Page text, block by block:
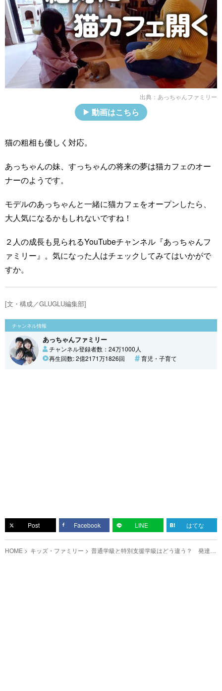
出典： あっちゃんファミリー
動画はこちら
猫の粗相も優しく対応。
あっちゃんの妹、すっちゃんの将来の夢は猫カフェのオー
ナーのようです。
モデルのあっちゃんと一緒に猫カフェをオープンしたら、
大人気になるかもしれないですね！
２人の成長も見られるYouTubeチャンネル『あっちゃんフ
ァミリー』。気になった人はチェックしてみてはいかがで
すか。
[文・構成／GLUGLU編集部]
チャンネル情報
あっちゃんファミリー
チャンネル登録者数：24万1000人
再生回数: 2億2171万1826回
育児・子育て
Post Facebook LINE はてな
HOME キッズ・ファミリー 普通学級と特別支援学級はどう違う？ 発達障
害を抱える娘が思ったこととは